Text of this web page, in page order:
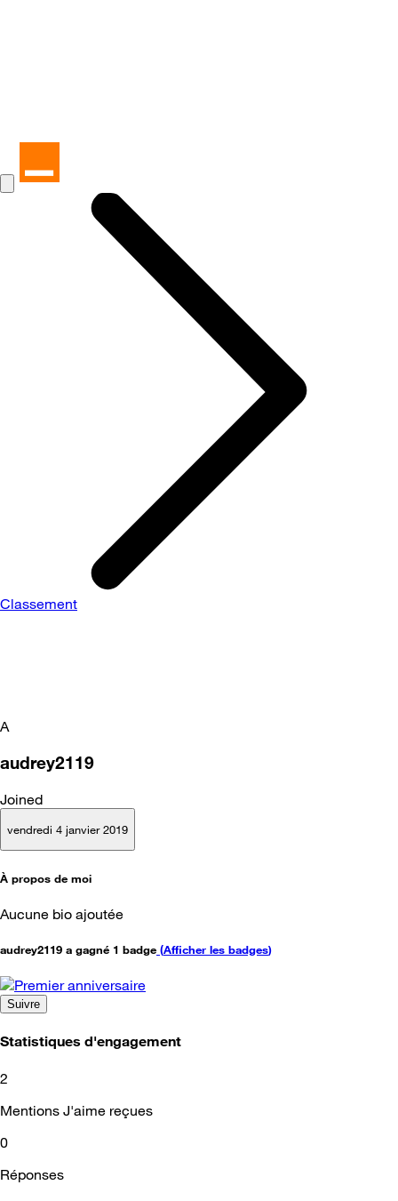
Classement
A
audrey2119
Joined
vendredi 4 janvier 2019
À propos de moi
Aucune bio ajoutée
audrey2119 a gagné 1 badge (Afficher les badges)
Suivre
Statistiques d'engagement
2
Mentions J'aime reçues
0
Réponses